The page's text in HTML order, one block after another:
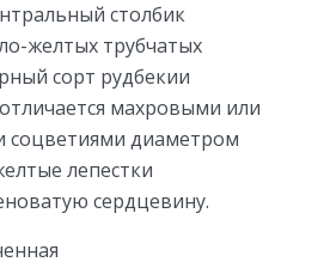
столбик
желтых трубчатых
сорт рудбекии
махровыми или
соцветиями диаметром
лепестки
сердцевину.